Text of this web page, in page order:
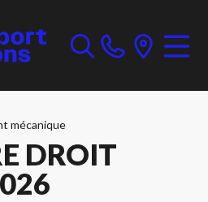
mécanique
DROIT